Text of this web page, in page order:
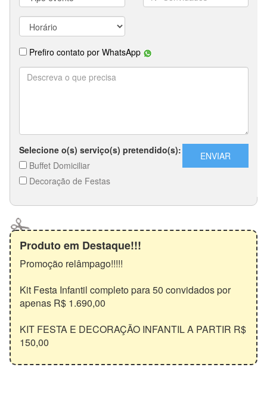
Produto em Destaque!!!
Promoção relâmpago!!!!!
Kit Festa Infantil completo para 50 convidados por
apenas R$ 1.690,00
KIT FESTA E DECORAÇÃO INFANTIL A PARTIR R$
150,00